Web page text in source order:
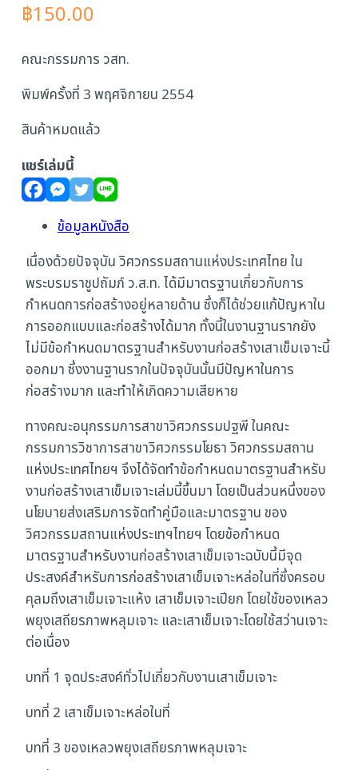
฿150.00
คณะกรรมการ วสท.
พิมพ์ครั้งที่ 3 พฤศจิกายน 2554
สินค้าหมดแล้ว
แชร์เล่มนี้
ข้อมูลหนังสือ
เนื่องด้วยปัจจุบัน วิศวกรรมสถานแห่งประเทศไทย ใน
พระบรมราชูปถัมภ์ ว.ส.ท. ได้มีมาตรฐานเกี่ยวกับการ
กำหนดการก่อสร้างอยู่หลายด้าน ซึ่งก็ได้ช่วยแก้ปัญหาใน
การออกแบบและก่อสร้างได้มาก ทั้งนี้ในงานฐานรากยัง
ไม่มีข้อกำหนดมาตรฐานสำหรับงานก่อสร้างเสาเข็มเจาะนี้
ออกมา ซึ่งงานฐานรากในปัจจุบันนั้นมีปัญหาในการ
ก่อสร้างมาก และทำให้เกิดความเสียหาย
ทางคณะอนุกรรมการสาขาวิศวกรรมปฐพี ในคณะ
กรรมการวิชาการสาขาวิศวกรรมโยธา วิศวกรรมสถาน
แห่งประเทศไทยฯ จึงได้จัดทำข้อกำหนดมาตรฐานสำหรับ
งานก่อสร้างเสาเข็มเจาะเล่มนี้ขึ้นมา โดยเป็นส่วนหนึ่งของ
นโยบายส่งเสริมการจัดทำคู่มือและมาตรฐาน ของ
วิศวกรรมสถานแห่งประเทฯไทยฯ โดยข้อกำหนด
มาตรฐานสำหรับงานก่อสร้างเสาเข็มเจาะฉบับนี้มีจุด
ประสงค์สำหรับการก่อสร้างเสาเข็มเจาะหล่อในที่ซึ่งครอบ
คุลมถึงเสาเข็มเจาะแห้ง เสาเข็มเจาะเปียก โดยใช้ของเหลว
พยุงเสถียรภาพหลุมเจาะ และเสาเข็มเจาะโดยใช้สว่านเจาะ
ต่อเนื่อง
บทที่ 1 จุดประสงค์ทั่วไปเกี่ยวกับงานเสาเข็มเจาะ
บทที่ 2 เสาเข็มเจาะหล่อในที่
บทที่ 3 ของเหลวพยุงเสถียรภาพหลุมเจาะ